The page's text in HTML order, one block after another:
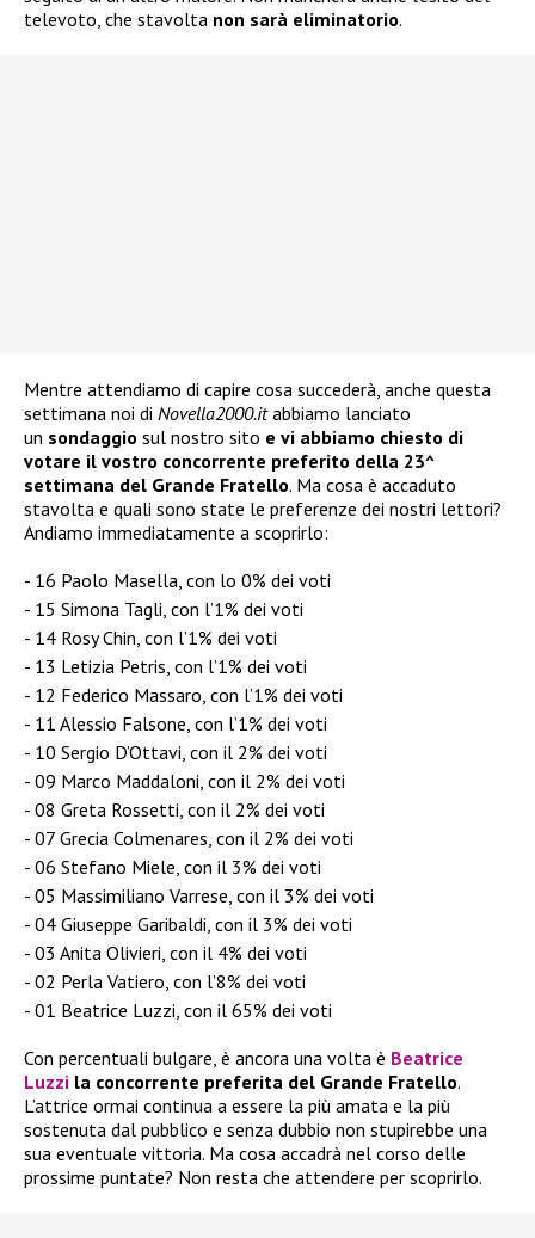
televoto, che stavolta non sarà eliminatorio.
Mentre attendiamo di capire cosa succederà, anche questa
settimana noi di Novella2000.itabbiamo lanciato
un sondaggio sul nostro sito e vi abbiamo chiesto di
votare il vostro concorrente preferito della 23^
settimana del Grande Fratello. Ma cosa è accaduto
stavolta e quali sono state le preferenze dei nostri lettori?
Andiamo immediatamente a scoprirlo:
16 Paolo Masella, con lo 0% dei voti
15 Simona Tagli, con l’1% dei voti
14 Rosy Chin, con l’1% dei voti
13 Letizia Petris, con l’1% dei voti
12 Federico Massaro, con l’1% dei voti
11 Alessio Falsone, con l’1% dei voti
10 Sergio D’Ottavi, con il 2% dei voti
09 Marco Maddaloni, con il 2% dei voti
08 Greta Rossetti, con il 2% dei voti
07 Grecia Colmenares, con il 2% dei voti
06 Stefano Miele, con il 3% dei voti
05 Massimiliano Varrese, con il 3% dei voti
04 Giuseppe Garibaldi, con il 3% dei voti
03 Anita Olivieri, con il 4% dei voti
02 Perla Vatiero, con l’8% dei voti
01 Beatrice Luzzi, con il 65% dei voti
Con percentuali bulgare, è ancora una volta è Beatrice
Luzzi la concorrente preferita del Grande Fratello.
L’attrice ormai continua a essere la più amata e la più
sostenuta dal pubblico e senza dubbio non stupirebbe una
sua eventuale vittoria. Ma cosa accadrà nel corso delle
prossime puntate? Non resta che attendere per scoprirlo.